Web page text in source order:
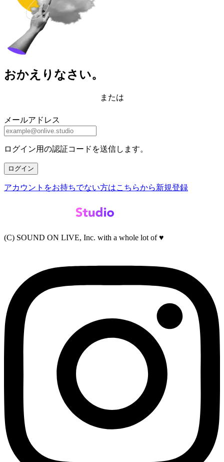
おかえりなさい。
または
メールアドレス
ログイン用の認証コードを送信します。
ログイン
アカウントをお持ちでない方はこちらから新規登録
(C) SOUND ON LIVE, Inc. with a whole lot of ♥